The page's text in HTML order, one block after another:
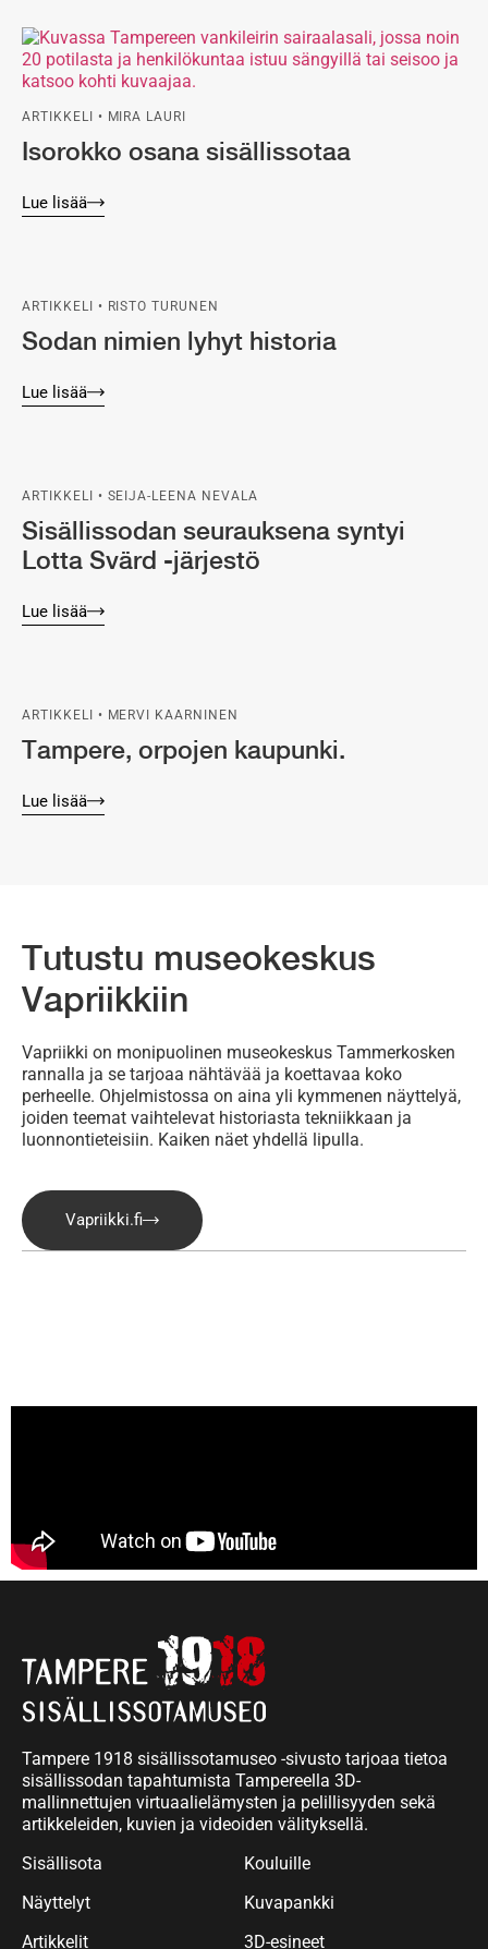
ARTIKKELI • MIRA LAURI
Isorokko osana sisällissotaa
Lue lisää
ARTIKKELI • RISTO TURUNEN
Sodan nimien lyhyt historia
Lue lisää
ARTIKKELI • SEIJA-LEENA NEVALA
Sisällissodan seurauksena syntyi
Lotta Svärd -järjestö
Lue lisää
ARTIKKELI • MERVI KAARNINEN
Tampere, orpojen kaupunki.
Lue lisää
Tutustu museokeskus
Vapriikkiin
Vapriikki on monipuolinen museokeskus Tammerkosken
rannalla ja se tarjoaa nähtävää ja koettavaa koko
perheelle. Ohjelmistossa on aina yli kymmenen näyttelyä,
joiden teemat vaihtelevat historiasta tekniikkaan ja
luonnontieteisiin. Kaiken näet yhdellä lipulla.
Vapriikki.fi
Tampere 1918 sisällissotamuseo -sivusto tarjoaa tietoa
sisällissodan tapahtumista Tampereella 3D-
mallinnettujen virtuaalielämysten ja pelillisyyden sekä
artikkeleiden, kuvien ja videoiden välityksellä.
Sisällisota
Näyttelyt
Artikkelit
Kouluille
Kuvapankki
3D-esineet